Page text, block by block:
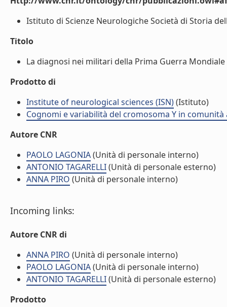
Istituto di Scienze Neurologiche Società di Storia
Titolo
La diagnosi nei militari della Prima Guerra
Prodotto di
Institute of neurological sciences (ISN)(Istituto)
Cognomi e variabilità del cromosoma Y in comunità
Autore CNR
PAOLO LAGONIA(Unità di personale interno)
ANTONIO TAGARELLI(Unità di personale esterno)
ANNA PIRO (Unità di personale interno)
Incoming links:
Autore CNR di
ANNA PIRO (Unità di personale interno)
PAOLO LAGONIA(Unità di personale interno)
ANTONIO TAGARELLI(Unità di personale esterno)
Prodotto